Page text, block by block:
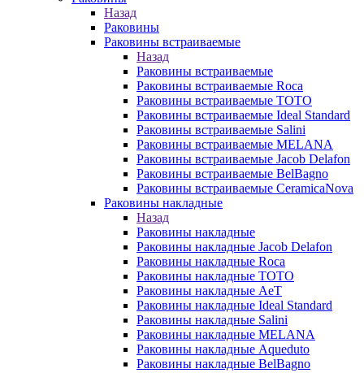
Назад
Раковины
Раковины встраиваемые
Назад
Раковины встраиваемые
Раковины встраиваемые Roca
Раковины встраиваемые TOTO
Раковины встраиваемые Ideal Standard
Раковины встраиваемые Salini
Раковины встраиваемые MELANA
Раковины встраиваемые Jacob Delafon
Раковины встраиваемые BelBagno
Раковины встраиваемые CeramicaNova
Раковины накладные
Назад
Раковины накладные
Раковины накладные Jacob Delafon
Раковины накладные Roca
Раковины накладные TOTO
Раковины накладные AeT
Раковины накладные Ideal Standard
Раковины накладные Salini
Раковины накладные MELANA
Раковины накладные Aqueduto
Раковины накладные BelBagno